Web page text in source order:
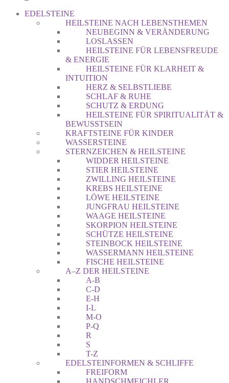
EDELSTEINE
HEILSTEINE NACH LEBENSTHEMEN
NEUBEGINN & VERÄNDERUNG
LOSLASSEN
HEILSTEINE FÜR LEBENSFREUDE
& ENERGIE
HEILSTEINE FÜR KLARHEIT &
INTUITION
HERZ & SELBSTLIEBE
SCHLAF & RUHE
SCHUTZ & ERDUNG
HEILSTEINE FÜR SPIRITUALITÄT &
BEWUSSTSEIN
KRAFTSTEINE FÜR KINDER
WASSERSTEINE
STERNZEICHEN & HEILSTEINE
WIDDER HEILSTEINE
STIER HEILSTEINE
ZWILLING HEILSTEINE
KREBS HEILSTEINE
LÖWE HEILSTEINE
JUNGFRAU HEILSTEINE
WAAGE HEILSTEINE
SKORPION HEILSTEINE
SCHÜTZE HEILSTEINE
STEINBOCK HEILSTEINE
WASSERMANN HEILSTEINE
FISCHE HEILSTEINE
A–Z DER HEILSTEINE
A-B
C-D
E-H
I-L
M-O
P-Q
R
S
T-Z
EDELSTEINFORMEN & SCHLIFFE
FREIFORM
HANDSCHMEICHLER